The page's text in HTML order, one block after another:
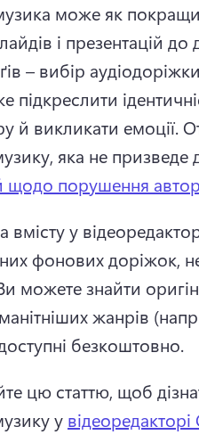
може як
і презентацій
– вибір
підкреслити
й викликати емоції.
яка не призведе
щодо порушення
вмісту у
фонових доріжок,
можете знайти
жанрів
безкоштовно.
цю статтю, щоб
у